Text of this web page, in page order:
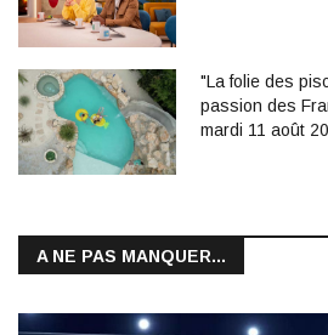
"La folie des
passion des
mardi 11 août
A NE PAS MANQUER...